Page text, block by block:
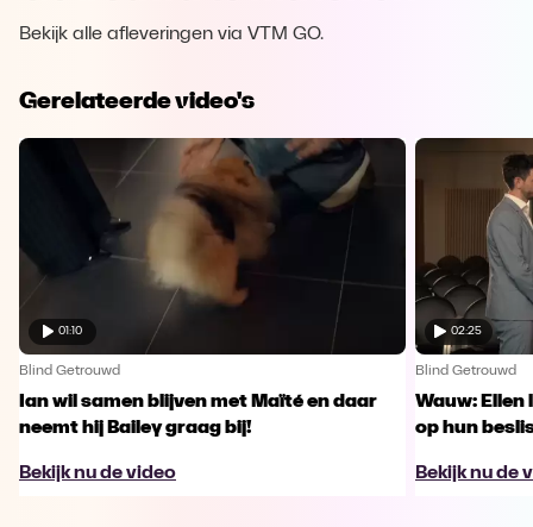
Bekijk alle afleveringen via VTM GO.
Gerelateerde video's
01:10
Blind Getrouwd
Ian wil samen blijven met Maïté en daar
neemt hij Bailey graag bij!
Bekijk nu de video
02:25
Blind Getrouwd
Wauw:
op hun
Bekijk nu de